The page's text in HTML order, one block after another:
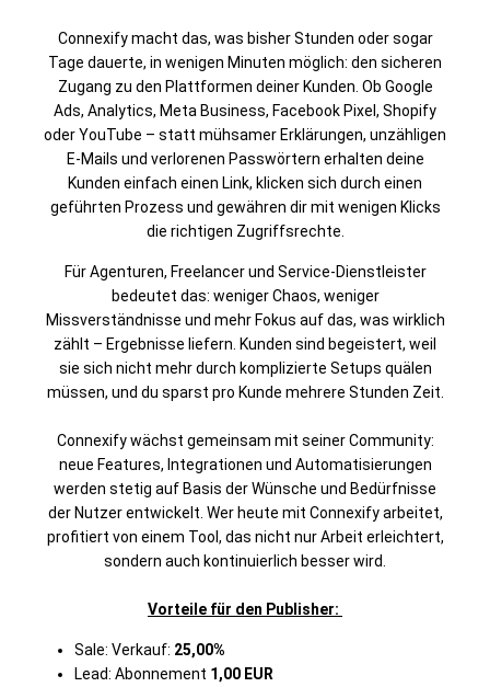
Connexify macht das, was bisher Stunden oder sogar
Tage dauerte, in wenigen Minuten möglich: den sicheren
Zugang zu den Plattformen deiner Kunden. Ob Google
Ads, Analytics, Meta Business, Facebook Pixel, Shopify
oder YouTube – statt mühsamer Erklärungen, unzähligen
E-Mails und verlorenen Passwörtern erhalten deine
Kunden einfach einen Link, klicken sich durch einen
geführten Prozess und gewähren dir mit wenigen Klicks
die richtigen Zugriffsrechte.
Für Agenturen, Freelancer und Service-Dienstleister
bedeutet das: weniger Chaos, weniger
Missverständnisse und mehr Fokus auf das, was wirklich
zählt – Ergebnisse liefern. Kunden sind begeistert, weil
sie sich nicht mehr durch komplizierte Setups quälen
müssen, und du sparst pro Kunde mehrere Stunden Zeit.
Connexify wächst gemeinsam mit seiner Community:
neue Features, Integrationen und Automatisierungen
werden stetig auf Basis der Wünsche und Bedürfnisse
der Nutzer entwickelt. Wer heute mit Connexify arbeitet,
profitiert von einem Tool, das nicht nur Arbeit erleichtert,
sondern auch kontinuierlich besser wird.
Vorteile für den Publisher:
Sale: Verkauf: 25,00%
Lead: Abonnement 1,00 EUR